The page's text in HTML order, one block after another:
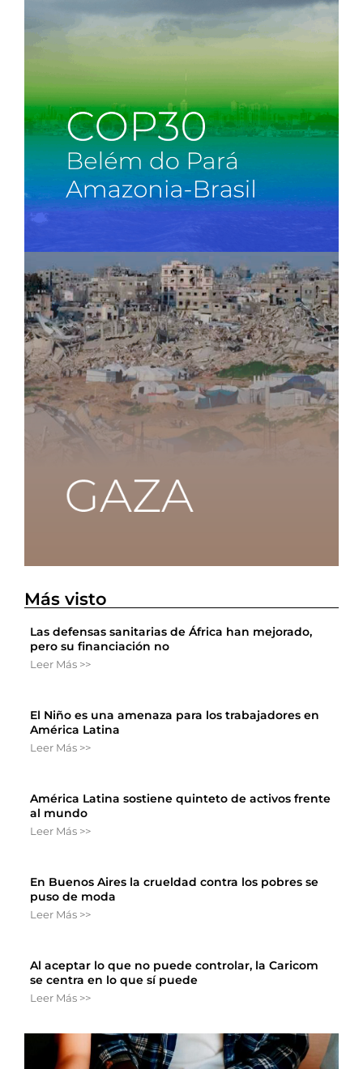
Más visto
Las defensas sanitarias de África han mejorado,
pero su financiación no
Leer Más >>
El Niño es una amenaza para los trabajadores en
América Latina
Leer Más >>
América Latina sostiene quinteto de activos frente
al mundo
Leer Más >>
En Buenos Aires la crueldad contra los pobres se
puso de moda
Leer Más >>
Al aceptar lo que no puede controlar, la Caricom
se centra en lo que sí puede
Leer Más >>